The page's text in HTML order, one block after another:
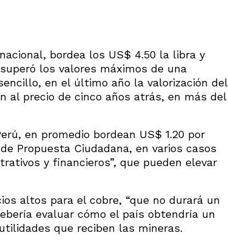
bordea los US$ 4.50 la libra y
los valores máximos de una
en el último año la valorización del
al precio de cinco años atrás, en más del
en promedio bordean US$ 1.20 por
Propuesta Ciudadana, en varios casos
y financieros”, que pueden elevar
altos para el cobre, “que no durará un
evaluar cómo el país obtendría un
que reciben las mineras.